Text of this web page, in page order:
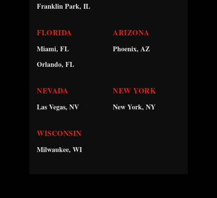
Franklin Park, IL
FLORIDA
Miami, FL
Orlando, FL
ARIZONA
Phoenix, AZ
NEVADA
Las Vegas, NV
NEW YORK
New York, NY
WISCONSIN
Milwaukee, WI